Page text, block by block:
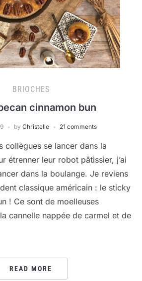
BRIOCHES
cinnamon bun
by Christelle 21 comments
collègues se lancer dans la
étrenner leur robot pâtissier, j’ai
dans la boulange. Je reviens
classique américain : le sticky
! Ce sont de moelleuses
cannelle nappée de carmel et de
READ MORE